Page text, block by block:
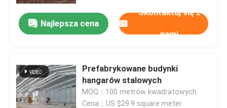
Budynek konstrukcji stalowej
Dom na farmie hodowlanej
Najlepsza cena
Skontaktuj się z
nami
Prefabrykowane budynki
hangarów stalowych
MOQ：100 metrów kwadratowych
Cena：US $29.9 square meter